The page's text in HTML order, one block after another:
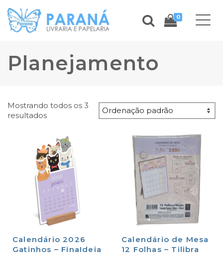
0
Planejamento
Mostrando todos os 3
resultados
Calendário 2026
Gatinhos – FinaIdeia
Calendário de Mesa
12 Folhas – Tilibra